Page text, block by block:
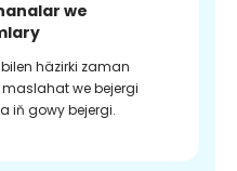
we
häzirki zaman
we bejergi
iň gowy bejergi.